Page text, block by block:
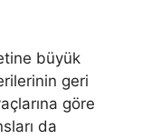
büyük
geri
göre
da